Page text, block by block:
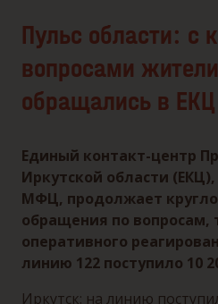
Пульс области: с
вопросами
обращались в
Единый контакт-центр
Иркутской области
МФЦ, продолжает
обращения по
оперативного
линию 122 поступило 10
Иркутск: на линию